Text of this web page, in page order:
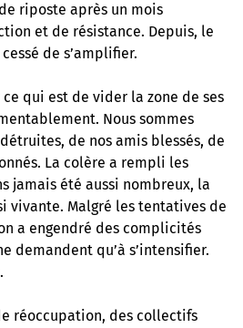
riposte après un mois
et de résistance. Depuis, le
de s’amplifier.
ce qui est de vider la zone de ses
Nous sommes
de nos amis blessés, de
La colère a rempli les
jamais été aussi nombreux, la
vivante. Malgré les tentatives de
a engendré des complicités
demandent qu’à s’intensifier.
réoccupation, des collectifs